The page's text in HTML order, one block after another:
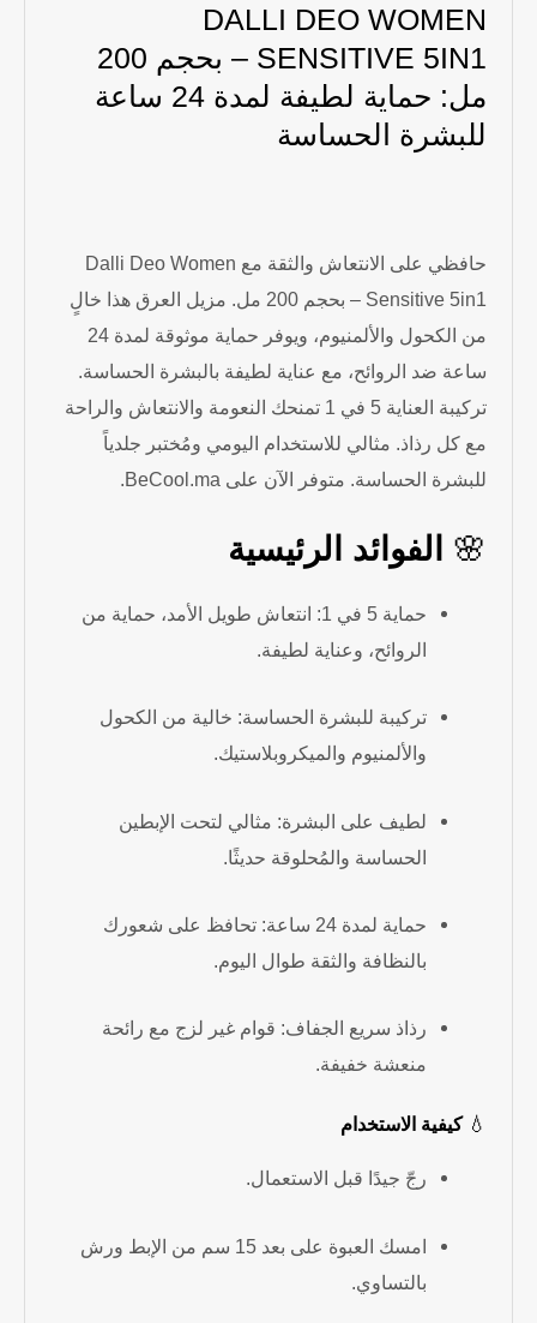
DALLI DEO WOMEN
SENSITIVE 5IN1 – بحجم 200
مل: حماية لطيفة لمدة 24 ساعة
للبشرة الحساسة
حافظي على الانتعاش والثقة مع Dalli Deo Women
Sensitive 5in1 – بحجم 200 مل. مزيل العرق هذا خالٍ
من الكحول والألمنيوم، ويوفر حماية موثوقة لمدة 24
ساعة ضد الروائح، مع عناية لطيفة بالبشرة الحساسة.
تركيبة العناية 5 في 1 تمنحك النعومة والانتعاش والراحة
مع كل رذاذ. مثالي للاستخدام اليومي ومُختبر جلدياً
للبشرة الحساسة. متوفر الآن على BeCool.ma.
🌸 الفوائد الرئيسية
حماية 5 في 1: انتعاش طويل الأمد، حماية من
الروائح، وعناية لطيفة.
تركيبة للبشرة الحساسة: خالية من الكحول
والألمنيوم والميكروبلاستيك.
لطيف على البشرة: مثالي لتحت الإبطين
الحساسة والمُحلوقة حديثًا.
حماية لمدة 24 ساعة: تحافظ على شعورك
بالنظافة والثقة طوال اليوم.
رذاذ سريع الجفاف: قوام غير لزج مع رائحة
منعشة خفيفة.
💧كيفية الاستخدام
رجّ جيدًا قبل الاستعمال.
امسك العبوة على بعد 15 سم من الإبط ورش
بالتساوي.